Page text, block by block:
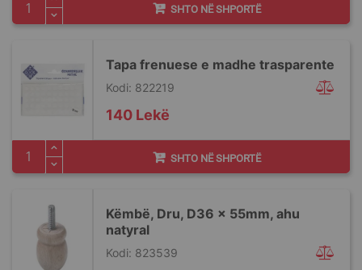
SHTO NË SHPORTË
Tapa frenuese e madhe trasparente
Kodi: 822219
140 Lekë
SHTO NË SHPORTË
Këmbë, Dru, D36 x 55mm, ahu
natyral
Kodi: 823539